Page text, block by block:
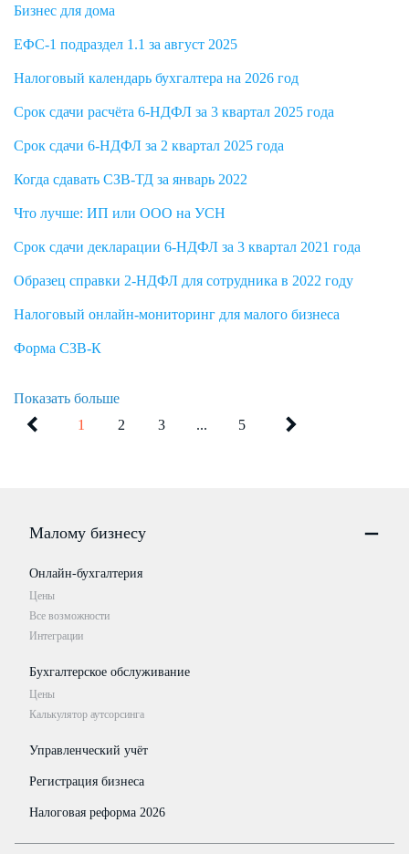
Бизнес для дома
ЕФС-1 подраздел 1.1 за август 2025
Налоговый календарь бухгалтера на 2026 год
Срок сдачи расчёта 6-НДФЛ за 3 квартал 2025 года
Срок сдачи 6-НДФЛ за 2 квартал 2025 года
Когда сдавать СЗВ-ТД за январь 2022
Что лучше: ИП или ООО на УСН
Срок сдачи декларации 6-НДФЛ за 3 квартал 2021 года
Образец справки 2-НДФЛ для сотрудника в 2022 году
Налоговый онлайн-мониторинг для малого бизнеса
Форма СЗВ-К
Показать больше
1
2 3 ... 5
Малому бизнесу
Онлайн-бухгалтерия
Цены
Все возможности
Интеграции
Бухгалтерское обслуживание
Цены
Калькулятор аутсорсинга
Управленческий учёт
Регистрация бизнеса
Налоговая реформа 2026